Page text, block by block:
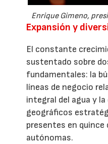
Enrique Gimeno,
Expansión y
El constante
sustentado sobre
fundamentales: la
líneas de negocio
integral del agua y
geográficos
presentes en quince
autónomas.